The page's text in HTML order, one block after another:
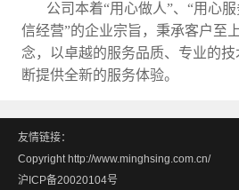
公司本着“用心做人”、“用心服
信经营”的企业宗旨，秉承客户至
念，以卓越的服务品质、专业的
断提供全新的服务体验。
友情链接：
Copyright http://www.minghsing.com.cn/
沪ICP备20020104号